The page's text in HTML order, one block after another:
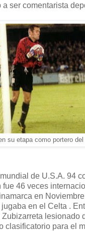
a ser comentarista
su etapa como portero
de U.S.A. 94
46 veces
en
en el Celta .
lesionado
clasificatorio para el